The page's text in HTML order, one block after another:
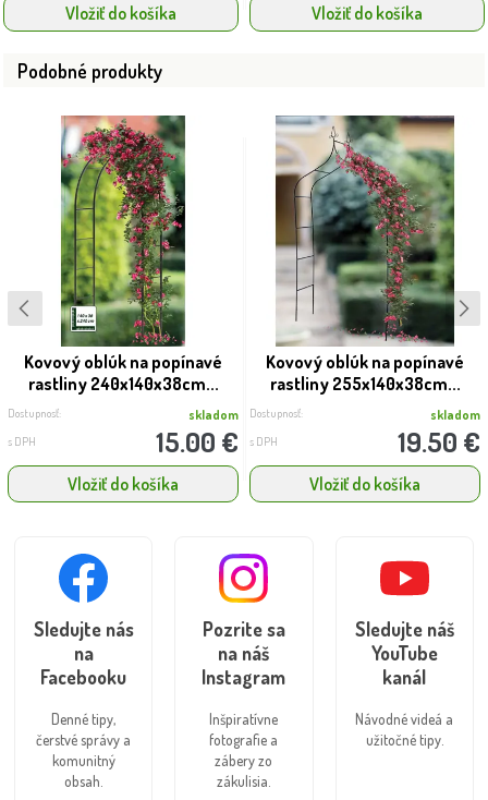
Vložiť do košíka Vložiť do košíka
Podobné produkty
Kovový oblúk na popínavé
rastliny 240x140x38cm...
Dostupnosť: skladom
s DPH 15.00 €
Vložiť do košíka
Kovový oblúk na popínavé
rastliny 255x140x38cm...
Dostupnosť: skladom
s DPH 19.50 €
Vložiť do košíka
Sledujte nás
na
Facebooku
Denné tipy,
čerstvé správy a
komunitný
obsah.
Pozrite sa
na náš
Instagram
Inšpiratívne
fotografie a
zábery zo
zákulisia.
Sledujte náš
YouTube
kanál
Návodné videá a
užitočné tipy.